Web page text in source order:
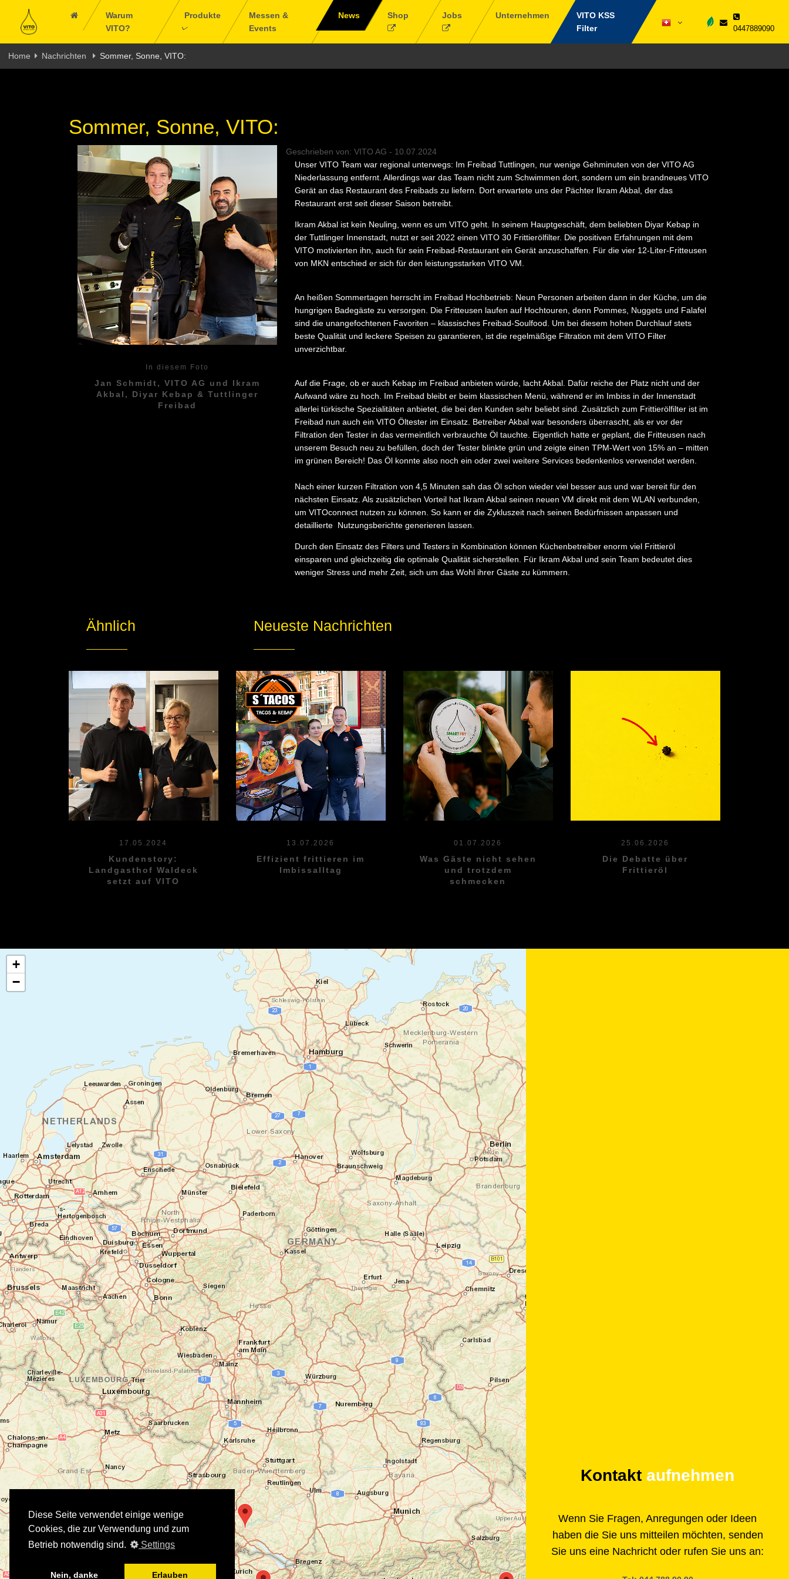
Diese Seite verwendet einige wenige
Cookies, die zur Verwendung und zum
Betrieb notwendig sind.
Settings
Nein, danke Erlauben
Warum
VITO?
Produkte
Messen &
Events
News Shop Jobs Unternehmen
VITO KSS
Filter
0447889090
Home Nachrichten Sommer, Sonne, VITO:
Sommer, Sonne, VITO:
Geschrieben von: VITO AG - 10.07.2024
In diesem Foto
Jan Schmidt, VITO AG und Ikram
Akbal, Diyar Kebap & Tuttlinger
Freibad
Unser VITO Team war regional unterwegs: Im Freibad Tuttlingen, nur wenige Gehminuten von der VITO AG
Niederlassung entfernt. Allerdings war das Team nicht zum Schwimmen dort, sondern um ein brandneues VITO
Gerät an das Restaurant des Freibads zu liefern. Dort erwartete uns der Pächter Ikram Akbal, der das
Restaurant erst seit dieser Saison betreibt.
Ikram Akbal ist kein Neuling, wenn es um VITO geht. In seinem Hauptgeschäft, dem beliebten Diyar Kebap in
der Tuttlinger Innenstadt, nutzt er seit 2022 einen VITO 30 Frittierölfilter. Die positiven Erfahrungen mit dem
VITO motivierten ihn, auch für sein Freibad-Restaurant ein Gerät anzuschaffen. Für die vier 12-Liter-Fritteusen
von MKN entschied er sich für den leistungsstarken VITO VM.
An heißen Sommertagen herrscht im Freibad Hochbetrieb: Neun Personen arbeiten dann in der Küche, um die
hungrigen Badegäste zu versorgen. Die Fritteusen laufen auf Hochtouren, denn Pommes, Nuggets und Falafel
sind die unangefochtenen Favoriten – klassisches Freibad-Soulfood. Um bei diesem hohen Durchlauf stets
beste Qualität und leckere Speisen zu garantieren, ist die regelmäßige Filtration mit dem VITO Filter
unverzichtbar.
Auf die Frage, ob er auch Kebap im Freibad anbieten würde, lacht Akbal. Dafür reiche der Platz nicht und der
Aufwand wäre zu hoch. Im Freibad bleibt er beim klassischen Menü, während er im Imbiss in der Innenstadt
allerlei türkische Spezialitäten anbietet, die bei den Kunden sehr beliebt sind. Zusätzlich zum Frittierölfilter ist im
Freibad nun auch ein VITO Öltester im Einsatz. Betreiber Akbal war besonders überrascht, als er vor der
Filtration den Tester in das vermeintlich verbrauchte Öl tauchte. Eigentlich hatte er geplant, die Fritteusen nach
unserem Besuch neu zu befüllen, doch der Tester blinkte grün und zeigte einen TPM-Wert von 15% an – mitten
im grünen Bereich! Das Öl konnte also noch ein oder zwei weitere Services bedenkenlos verwendet werden.
Nach einer kurzen Filtration von 4,5 Minuten sah das Öl schon wieder viel besser aus und war bereit für den
nächsten Einsatz. Als zusätzlichen Vorteil hat Ikram Akbal seinen neuen VM direkt mit dem WLAN verbunden,
um VITOconnect nutzen zu können. So kann er die Zykluszeit nach seinen Bedürfnissen anpassen und
detaillierte Nutzungsberichte generieren lassen.
Durch den Einsatz des Filters und Testers in Kombination können Küchenbetreiber enorm viel Frittieröl
einsparen und gleichzeitig die optimale Qualität sicherstellen. Für Ikram Akbal und sein Team bedeutet dies
weniger Stress und mehr Zeit, sich um das Wohl ihrer Gäste zu kümmern.
Ähnlich
17.05.2024
Kundenstory:
Landgasthof Waldeck
setzt auf VITO
Neueste Nachrichten
13.07.2026
Effizient frittieren im
Imbissalltag
01.07.2026
Was Gäste nicht sehen
und trotzdem
schmecken
25.06.2026
Die Debatte über
Frittieröl
+
−
Kontakt aufnehmen
Wenn Sie Fragen, Anregungen oder Ideen
haben die Sie uns mitteilen möchten, senden
Sie uns eine Nachricht oder rufen Sie uns an: